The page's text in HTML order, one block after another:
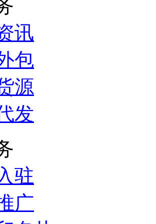
讯
包
源
发
驻
广